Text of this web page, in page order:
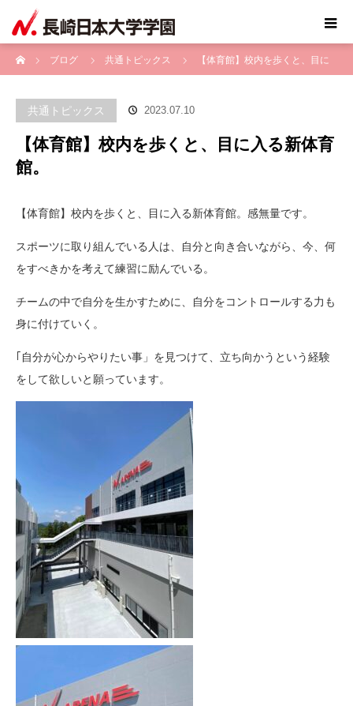
ブログ
共通トピックス 【体育館】校内を歩くと、目に
共通トピックス 2023.07.10
【体育館】校内を歩くと、目に入る新体育
館。
【体育館】校内を歩くと、目に入る新体育館。感無量です。
スポーツに取り組んでいる人は、自分と向き合いながら、今、何
をすべきかを考えて練習に励んでいる。
チームの中で自分を生かすために、自分をコントロールする力も
身に付けていく。
｢自分が心からやりたい事」を見つけて、立ち向かうという経験
をして欲しいと願っています。